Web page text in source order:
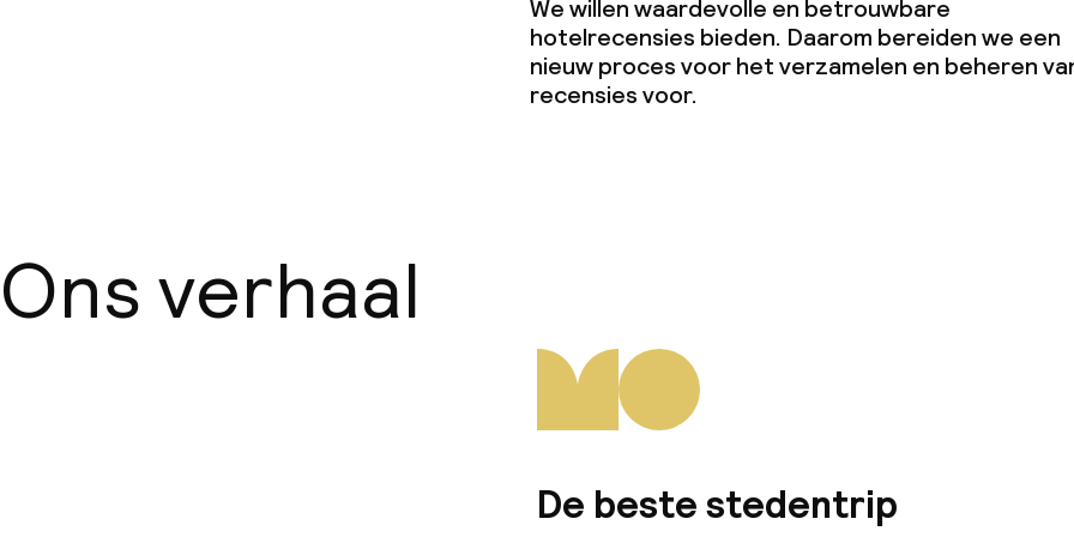
We willen waardevolle en betrouwbare
hotelrecensies bieden. Daarom bereiden we een
nieuw proces voor het verzamelen en beheren
recensies voor.
Ons verhaal
De beste stedentrip